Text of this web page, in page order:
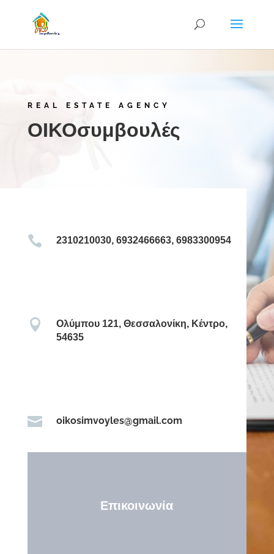
REAL ESTATE AGENCY
ΟΙΚΟσυμβουλές
 2310210030, 6932466663, 6983300954

Ολύμπου 121, Θεσσαλονίκη, Κέντρο,
54635
 oikosimvoyles@gmail.com
Επικοινωνία